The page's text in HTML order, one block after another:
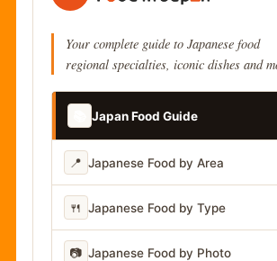
Your complete guide to Japanese food
regional specialties, iconic dishes and
Japan Food Guide
📍 Japanese Food by Area
🍴 Japanese Food by Type
📷 Japanese Food by Photo